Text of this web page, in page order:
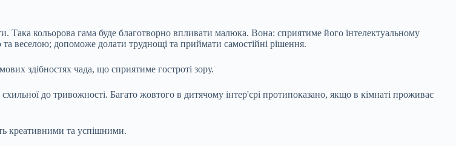
кольорова гама буде благотворно впливати малюка. Вона: сприятиме його інтелектуальному
веселою; допоможе долати труднощі та приймати самостійні рішення.
здібностях чада, що сприятиме гостроті зору.
до тривожності. Багато жовтого в дитячому інтер'єрі протипоказано, якщо в кімнаті проживає
креативними та успішними.